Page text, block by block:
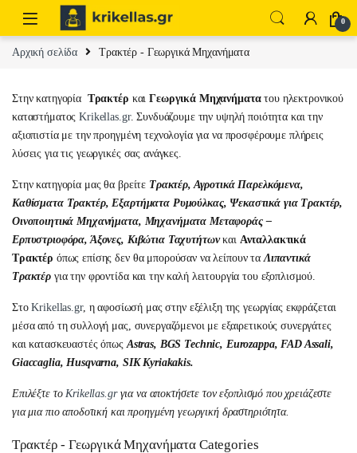
Skip to navigation
Skip to content
0
Αρχική σελίδα Τρακτέρ - Γεωργικά Μηχανήματα
Στην κατηγορία Τρακτέρ και Γεωργικά Μηχανήματατου ηλεκτρονικού
καταστήματοςKrikellas.gr. Συνδυάζουμε την υψηλή ποιότητα και την
αξιοπιστία με την προηγμένη τεχνολογία για να προσφέρουμε πλήρεις
λύσεις για τις γεωργικές σας ανάγκες.
Στην κατηγορία μας θα βρείτε Τρακτέρ, Αγροτικά Παρελκόμενα,
Καθίσματα Τρακτέρ, Εξαρτήματα Ρυμούλκας, Ψεκαστικά για Τρακτέρ,
Οινοποιητικά Μηχανήματα, Μηχανήματα Μεταφοράς –
Ερπυστριοφόρα, Άξονες, Κιβώτια Ταχυτήτωνκαι Ανταλλακτικά
Τρακτέρ όπως επίσης δεν θα μπορούσαν να λείπουν τα Λιπαντικά
Τρακτέρ για την φροντίδα και την καλή λειτουργία του εξοπλισμού.
ΣτοKrikellas.gr, η αφοσίωσή μας στην εξέλιξη της γεωργίας εκφράζεται
μέσα από τη συλλογή μας, συνεργαζόμενοι με εξαιρετικούς συνεργάτες
και κατασκευαστές όπως Astras, BGS Technic, Eurozappa, FAD Assali,
Giaccaglia, Husqvarna, SIK Kyriakakis.
Επιλέξτε το Krikellas.grγια να αποκτήσετε τον εξοπλισμό που χρειάζεστε
για μια πιο αποδοτική και προηγμένη γεωργική δραστηριότητα.
Τρακτέρ - Γεωργικά Μηχανήματα Categories